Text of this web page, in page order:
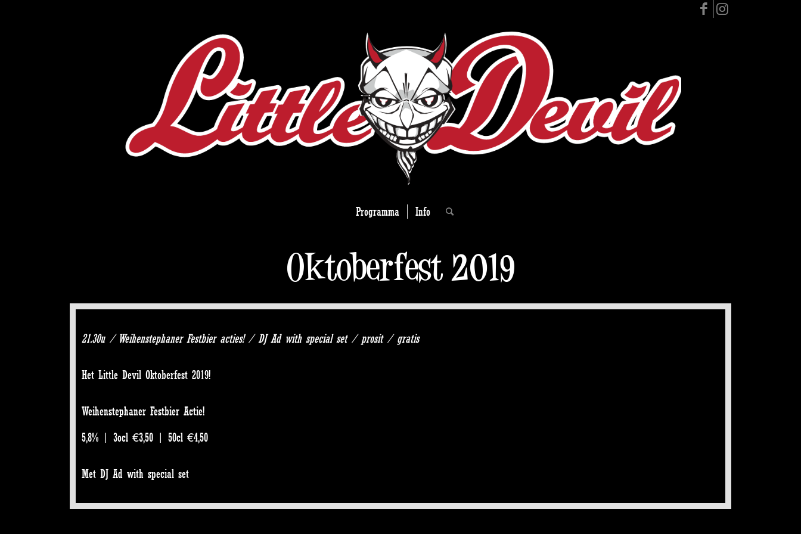
Programma Info
Oktoberfest 2019
21.30u / Weihenstephaner Festbier acties! / DJ Ad with special set / prosit / gratis
Het Little Devil Oktoberfest 2019!
Weihenstephaner Festbier Actie!
5,8% | 3ocl €3,50 | 50cl €4,50
Met DJ Ad with special set